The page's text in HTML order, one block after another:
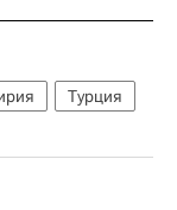
Турция